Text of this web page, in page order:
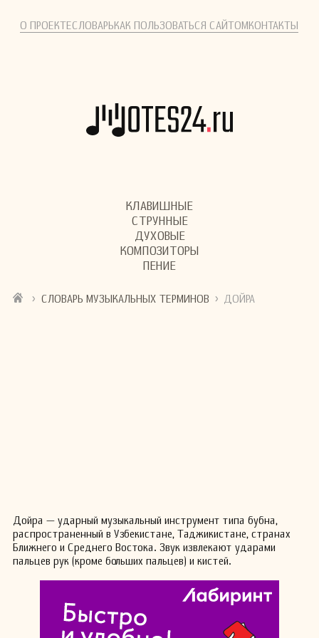
О ПРОЕКТЕСЛОВАРЬКАК ПОЛЬЗОВАТЬСЯ САЙТОМКОНТАКТЫ
КЛАВИШНЫЕ
СТРУННЫЕ
ДУХОВЫЕ
КОМПОЗИТОРЫ
ПЕНИЕ
› СЛОВАРЬ МУЗЫКАЛЬНЫХ ТЕРМИНОВ › ДОЙРА
Дойра — ударный музыкальный инструмент типа бубна,
распространенный в Узбекистане, Таджикистане, странах
Ближнего и Среднего Востока. Звук извлекают ударами
пальцев рук (кроме больших пальцев) и кистей.